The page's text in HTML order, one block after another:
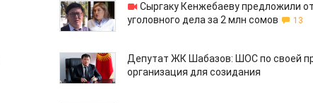
Сыргаку Кенжебаеву предложили
уголовного дела за 2 млн сомов
13
Депутат ЖК Шабазов: ШОС по своей
организация для созидания